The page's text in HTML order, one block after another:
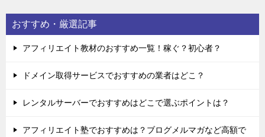
おすすめ・厳選記事
アフィリエイト教材のおすすめ一覧！稼ぐ？初心者？
ドメイン取得サービスでおすすめの業者はどこ？
レンタルサーバーでおすすめはどこで選ぶポイントは？
アフィリエイト塾でおすすめは？ブログメルマガなど高額で